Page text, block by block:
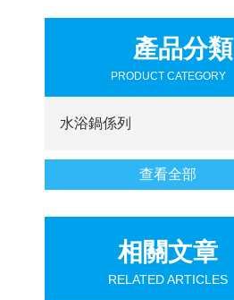
產品分類
PRODUCT CATEGORY
水浴鍋係列
查看全部
相關文章
RELATED ARTICLES